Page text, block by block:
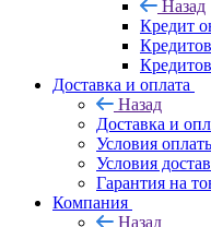
Назад
Кредит
Доставка и оплата
Назад
Доставка и
Условия
Условия
Гарантия на
Компания
Назад